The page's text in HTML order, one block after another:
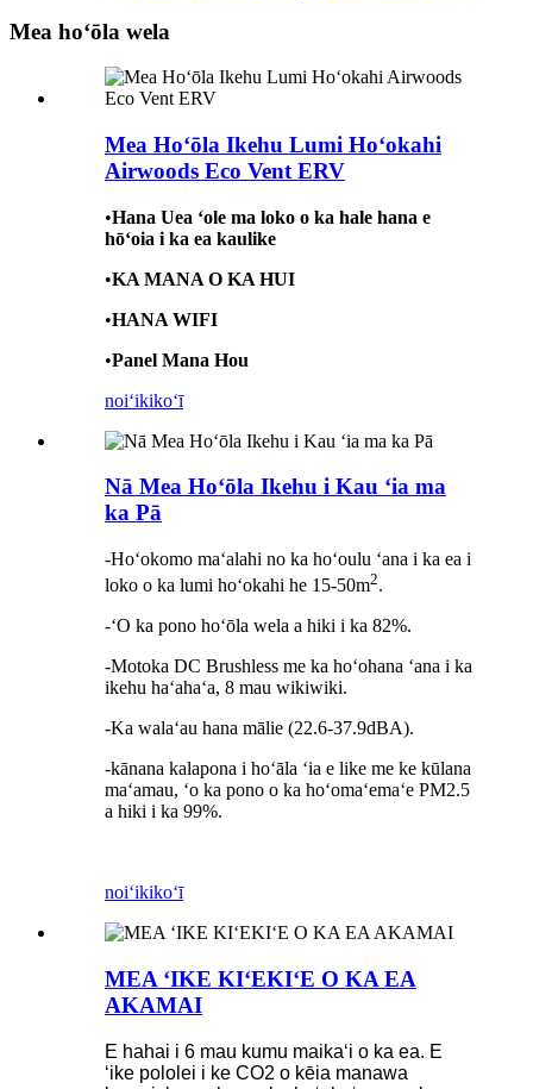
Mea hoʻōla wela
Mea Hoʻōla Ikehu Lumi Hoʻokahi
Airwoods Eco Vent ERV
•Hana Uea ʻole ma loko o ka hale hana e
hōʻoia i ka ea kaulike
•KA MANA O KA HUI
•HANA WIFI
•Panel Mana Hou
noiʻikikoʻī
Nā Mea Hoʻōla Ikehu i Kau ʻia ma
ka Pā
-Hoʻokomo maʻalahi no ka hoʻoulu ʻana i ka ea i
loko o ka lumi hoʻokahi he 15-50m2.
-ʻO ka pono hoʻōla wela a hiki i ka 82%.
-Motoka DC Brushless me ka hoʻohana ʻana i ka
ikehu haʻahaʻa, 8 mau wikiwiki.
-Ka walaʻau hana mālie (22.6-37.9dBA).
-kānana kalapona i hoʻāla ʻia e like me ke kūlana
maʻamau, ʻo ka pono o ka hoʻomaʻemaʻe PM2.5
a hiki i ka 99%.
noiʻikikoʻī
MEA ʻIKE KIʻEKIʻE O KA EA
AKAMAI
E hahai i 6 mau kumu maikaʻi o ka ea. E
ʻike pololei i ke CO2 o kēia manawa